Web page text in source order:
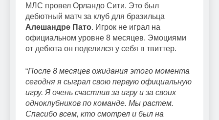
МЛС провел Орландо Сити. Это был
дебютный матч за клуб для бразильца
Алешандре Пато. Игрок не играл на
официальном уровне 8 месяцев. Эмоциями
от дебюта он поделился у себя в твиттер.
“После 8 месяцев ожидания этого момента
сегодня я сыграл свою первую официальную
игру. Я очень счастлив за игру и за своих
одноклубников по команде. Мы растем.
Спасибо всем, кто смотрел и был на